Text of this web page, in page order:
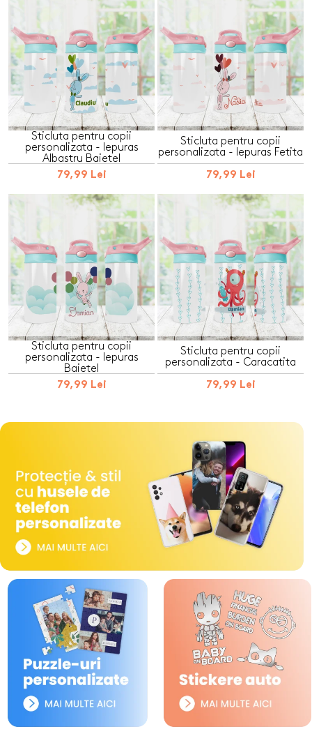
Sticluta pentru copii
personalizata - Iepuras
Albastru Baietel
79,99 Lei
Sticluta pentru copii
personalizata - Iepuras Fetita
79,99 Lei
Sticluta pentru copii
personalizata - Iepuras
Baietel
79,99 Lei
Sticluta pentru copii
personalizata - Caracatita
79,99 Lei